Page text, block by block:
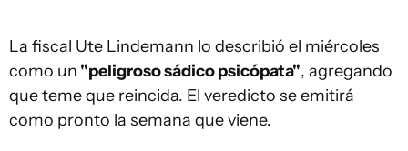
La fiscal Ute Lindemann lo describió el miércoles
como un "peligroso sádico psicópata", agregando
que teme que reincida. El veredicto se emitirá
como pronto la semana que viene.